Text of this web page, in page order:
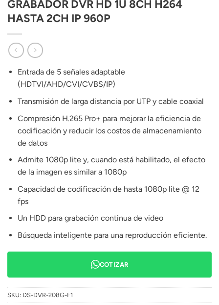
GRABADOR DVR HD 1U 8CH H264
HASTA 2CH IP 960P
Entrada de 5 señales adaptable
(HDTVI/AHD/CVI/CVBS/IP)
Transmisión de larga distancia por UTP y cable coaxial
Compresión H.265 Pro+ para mejorar la eficiencia de
codificación y reducir los costos de almacenamiento
de datos
Admite 1080p lite y, cuando está habilitado, el efecto
de la imagen es similar a 1080p
Capacidad de codificación de hasta 1080p lite @ 12
fps
Un HDD para grabación continua de video
Búsqueda inteligente para una reproducción eficiente.
COTIZAR
SKU: DS-DVR-208G-F1